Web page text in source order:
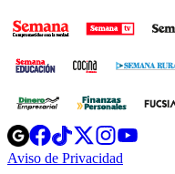
Opens
in
new
Opens
in
new
Opens
in
new
Opens
new
Aviso de Privacidad